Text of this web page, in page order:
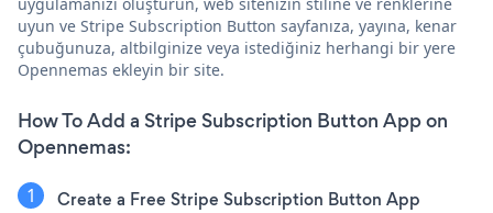
uygulamanızı oluşturun, web sitenizin stiline ve renklerine
uyun ve Stripe Subscription Button sayfanıza, yayına, kenar
çubuğunuza, altbilginize veya istediğiniz herhangi bir yere
Opennemas ekleyin bir site.
How To Add a Stripe Subscription Button App on
Opennemas:
Create a Free Stripe Subscription Button App